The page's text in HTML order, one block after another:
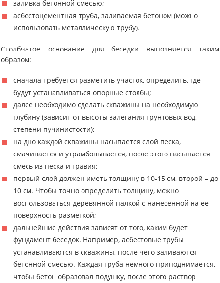
заливка бетонной смесью;
асбестоцементная труба, заливаемая бетоном (можно
использовать металлическую трубу).
Столбчатое основание для беседки выполняется таким
образом:
сначала требуется разметить участок, определить, где
будут устанавливаться опорные столбы;
далее необходимо сделать скважины на необходимую
глубину (зависит от высоты залегания грунтовых вод,
степени пучинистости);
на дно каждой скважины насыпается слой песка,
смачивается и утрамбовывается, после этого насыпается
смесь из песка и гравия;
первый слой должен иметь толщину в 10-15 см, второй – до
10 см. Чтобы точно определить толщину, можно
воспользоваться деревянной палкой с нанесенной на ее
поверхность разметкой;
дальнейшие действия зависят от того, каким будет
фундамент беседок. Например, асбестовые трубы
устанавливаются в скважины, после чего заливаются
бетонной смесью. Каждая труба немного приподнимается,
чтобы бетон образовал подушку, после этого раствор